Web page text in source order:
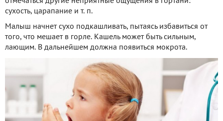
сухость, царапание и т. п.
Малыш начнет сухо подкашливать, пытаясь избавиться от
того, что мешает в горле. Кашель может быть сильным,
лающим. В дальнейшем должна появиться мокрота.